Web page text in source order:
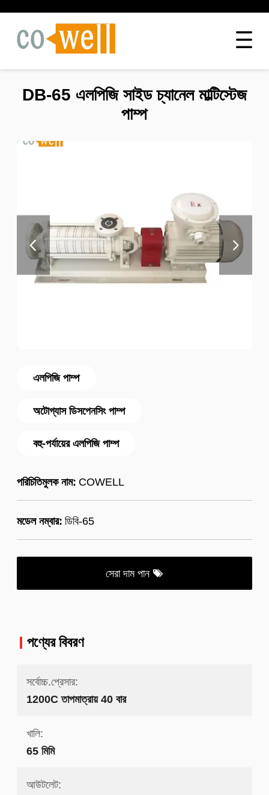
এলপিজি পাম্প
অটোগ্যাস ডিসপেনসিং পাম্প
বহু-পর্যায়ের এলপিজি পাম্প
পরিচিতিমুলক নাম: COWELL
মডেল নম্বার: ডিবি-65
সেরা দাম পান
DB-65 এলপিজি সাইড চ্যানেল মাল্টিস্টেজ
পাম্প
পণ্যের বিবরণ
সর্বোচ্চ.প্রেসার:
1200C তাপমাত্রায় 40 বার
খালি:
65 মিমি
আউটলেট: